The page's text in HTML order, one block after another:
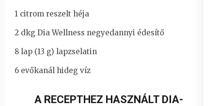
1 citrom reszelt héja
2 dkg Dia Wellness negyedannyi édesítő
8 lap (13 g) lapzselatin
6 evőkanál hideg víz
A RECEPTHEZ HASZNÁLT DIA-